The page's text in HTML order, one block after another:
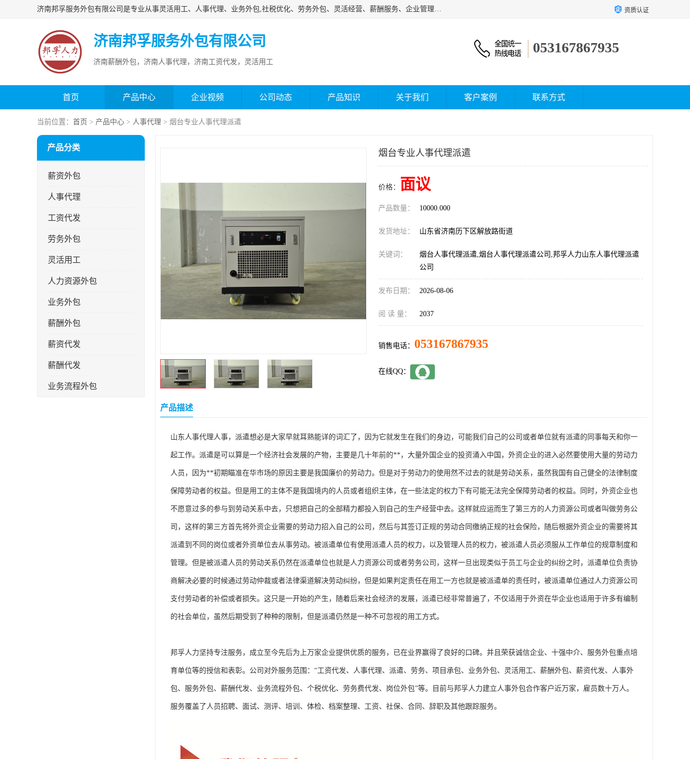
济南邦孚服务外包有限公司是专业从事灵活用工、人事代理、业务外包,社税优化、劳务外包、灵活经营、薪酬服务、企业管理咨询等的全国性的服务外包机构，邦孚人力—合法合规的灵活用工、人力外包、劳务派遣、共享经济财税优化专家，是国内提供企业人力资源综合解决方案有影响的人力资源公司之一。 资质认证
济南邦孚服务外包有限公司
济南薪酬外包，济南人事代理，济南工资代发，灵活用工
053167867935
首页 产品中心 企业视频 公司动态 产品知识 关于我们 客户案例 联系方式
当前位置： 首页 > 产品中心 > 人事代理 > 烟台专业人事代理派遣
产品分类
薪资外包
人事代理
工资代发
劳务外包
灵活用工
人力资源外包
业务外包
薪酬外包
薪资代发
薪酬代发
业务流程外包
烟台专业人事代理派遣
价格： 面议
产品数量： 10000.000
发货地址： 山东省济南历下区解放路街道
关键词：
烟台人事代理派遣,烟台人事代理派遣公司,邦孚人力山东人事代理派遣
公司
发布日期： 2026-08-06
阅 读 量： 2037
销售电话： 053167867935
在线QQ：
产品描述
山东人事代理人事，派遣想必是大家早就耳熟能详的词汇了，因为它就发生在我们的身边，可能我们自己的公司或者单位就有派遣的同事每天和你一
起工作。派遣是可以算是一个经济社会发展的产物，主要是几十年前的**，大量外国企业的投资涌入中国，外资企业的进入必然要使用大量的劳动力
人员，因为**初期瞄准在华市场的原因主要是我国廉价的劳动力。但是对于劳动力的使用然不过去的就是劳动关系，虽然我国有自己健全的法律制度
保障劳动者的权益。但是用工的主体不是我国境内的人员或者组织主体，在一些法定的权力下有可能无法完全保障劳动者的权益。同时，外资企业也
不愿意过多的参与到劳动关系中去，只想把自己的全部精力都投入到自己的生产经营中去。这样就应运而生了第三方的人力资源公司或者叫做劳务公
司，这样的第三方首先将外资企业需要的劳动力招入自己的公司，然后与其签订正规的劳动合同缴纳正规的社会保险，随后根据外资企业的需要将其
派遣到不同的岗位或者外资单位去从事劳动。被派遣单位有使用派遣人员的权力，以及管理人员的权力，被派遣人员必须服从工作单位的规章制度和
管理。但是被派遣人员的劳动关系仍然在派遣单位也就是人力资源公司或者劳务公司，这样一旦出现类似于员工与企业的纠纷之时，派遣单位负责协
商解决必要的时候通过劳动仲裁或者法律渠道解决劳动纠纷，但是如果判定责任在用工一方也就是被派遣单的责任时，被派遣单位通过人力资源公司
支付劳动者的补偿或者损失。这只是一开始的产生，随着后来社会经济的发展，派遣已经非常普遍了，不仅适用于外资在华企业也适用于许多有编制
的社会单位，虽然后期受到了种种的限制，但是派遣仍然是一种不可忽视的用工方式。
邦孚人力坚持专注服务，成立至今先后为上万家企业提供优质的服务，已在业界赢得了良好的口碑。并且荣获诚信企业、十强中介、服务外包重点培
育单位等的授信和表彰。公司对外服务范围：“工资代发、人事代理、派遣、劳务、项目承包、业务外包、灵活用工、薪酬外包、薪资代发、人事外
包、服务外包、薪酬代发、业务流程外包、个税优化、劳务费代发、岗位外包”等。目前与邦孚人力建立人事外包合作客户近万家，雇员数十万人。
服务覆盖了人员招聘、面试、测评、培训、体检、档案整理、工资、社保、合同、辞职及其他跟踪服务。